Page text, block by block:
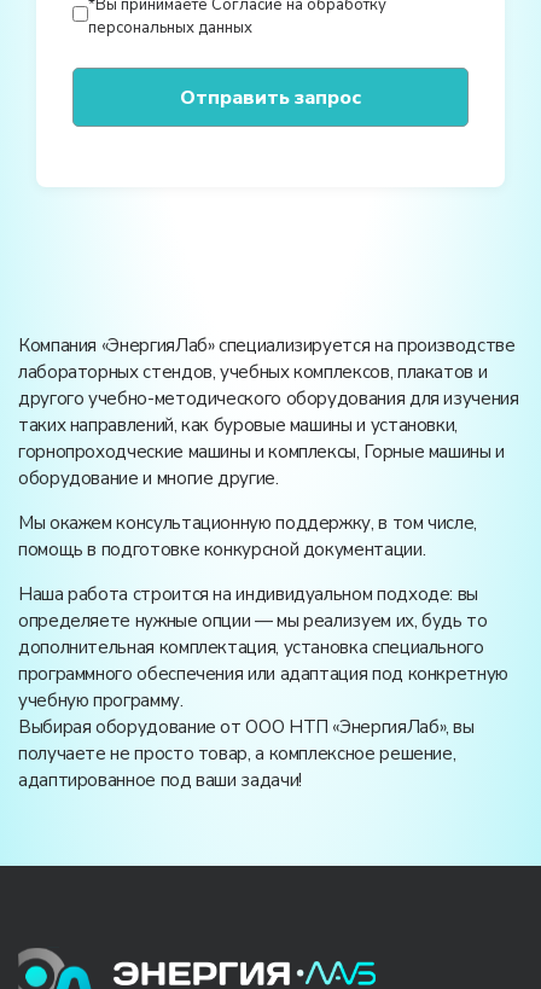
*Вы принимаете Согласие на обработку
персональных данных
Компания «ЭнергияЛаб» специализируется на производстве
лабораторных стендов, учебных комплексов, плакатов и
другого учебно-методического оборудования для изучения
таких направлений, как буровые машины и установки,
горнопроходческие машины и комплексы, Горные машины и
оборудование и многие другие.
Мы окажем консультационную поддержку, в том числе,
помощь в подготовке конкурсной документации.
Наша работа строится на индивидуальном подходе: вы
определяете нужные опции — мы реализуем их, будь то
дополнительная комплектация, установка специального
программного обеспечения или адаптация под конкретную
учебную программу.
Выбирая оборудование от ООО НТП «ЭнергияЛаб», вы
получаете не просто товар, а комплексное решение,
адаптированное под ваши задачи!